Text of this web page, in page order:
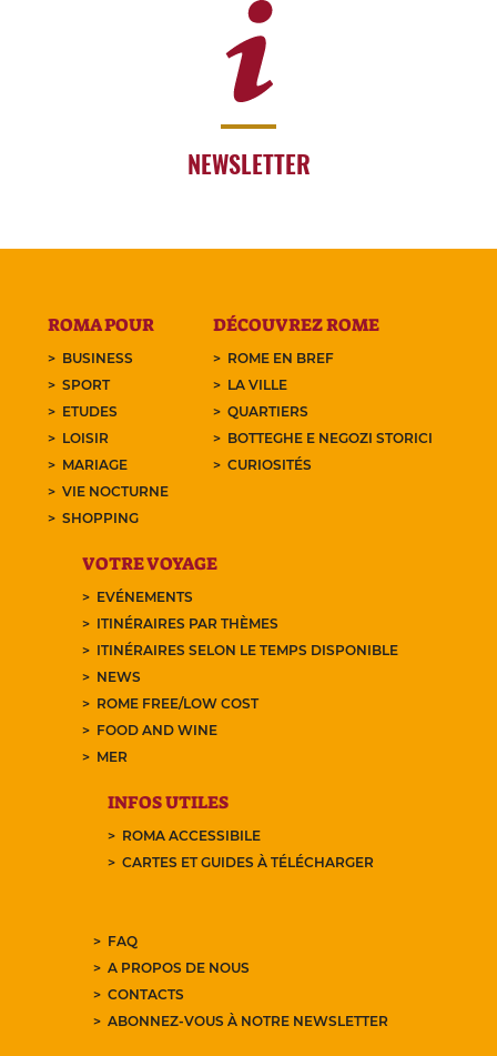
NEWSLETTER
ROMA POUR
BUSINESS
SPORT
ETUDES
LOISIR
MARIAGE
VIE NOCTURNE
SHOPPING
DÉCOUVREZ ROME
ROME EN BREF
LA VILLE
QUARTIERS
BOTTEGHE E NEGOZI STORICI
CURIOSITÉS
VOTRE VOYAGE
EVÉNEMENTS
ITINÉRAIRES PAR THÈMES
ITINÉRAIRES SELON LE TEMPS DISPONIBLE
NEWS
ROME FREE/LOW COST
FOOD AND WINE
MER
INFOS UTILES
ROMA ACCESSIBILE
CARTES ET GUIDES À TÉLÉCHARGER
FAQ
A PROPOS DE NOUS
CONTACTS
ABONNEZ-VOUS À NOTRE NEWSLETTER